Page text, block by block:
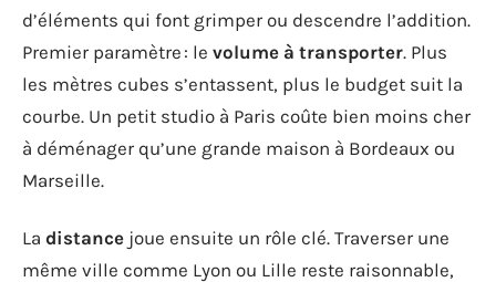
d’éléments qui font grimper ou descendre l’addition.
Premier paramètre : le volume à transporter. Plus
les mètres cubes s’entassent, plus le budget suit la
courbe. Un petit studio à Paris coûte bien moins cher
à déménager qu’une grande maison à Bordeaux ou
Marseille.
La distance joue ensuite un rôle clé. Traverser une
même ville comme Lyon ou Lille reste raisonnable,